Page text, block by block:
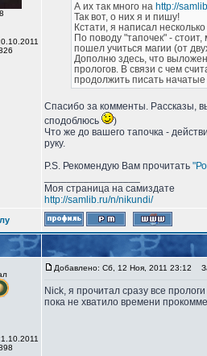
А их так много на http://
Так вот, о них я и пишу!
Кстати, я написал
По поводу "тапочек" -
пошел учиться магии (от
Дополню здесь, что
прологов. В связи с чем
продолжить писать
Спасибо за комменты. Рассказы,
сподоблюсь
)
Что же до вашего тапочка -
руку.
P.S. Рекомендую Вам прочитать
Моя страница на самиздате
http://samlib.ru/n/nikundi/
Добавлено: Сб, 12 Ноя, 2011 23:12
Nick, я прочитал сразу все
пока не хватило времени